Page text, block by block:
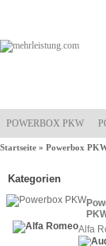
POWERBOX PKW
Startseite » Powerbox
Kategorien
Alfa